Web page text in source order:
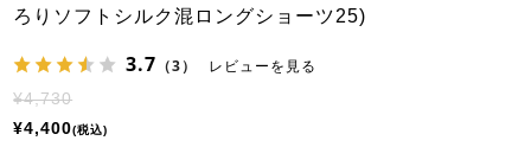
ろりソフトシルク混ロングショーツ25)
3.7 （3） レビューを見る
¥4,730
¥4,400 税込